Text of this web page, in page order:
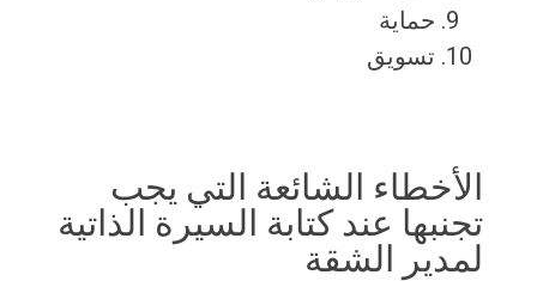
حماية
تسويق
الأخطاء الشائعة التي يجب
تجنبها عند كتابة السيرة الذاتية
لمدير الشقة